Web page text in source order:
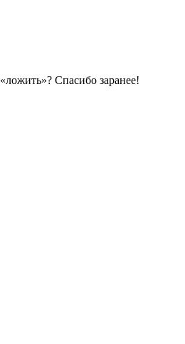
Спасибо заранее!